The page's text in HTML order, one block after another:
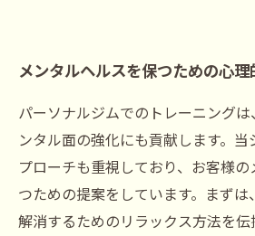
メンタルヘルスを保つための心
パーソナルジムでのトレーニング
ンタル面の強化にも貢献します。
プローチも重視しており、お客様
つための提案をしています。まず
解消するためのリラックス方法を